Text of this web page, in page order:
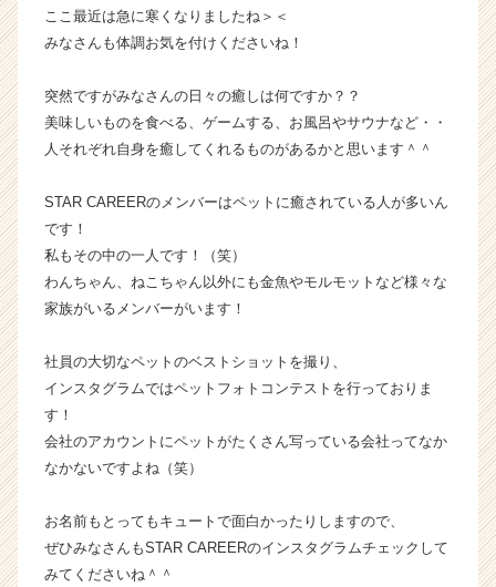
ら
ス
ウ
ト
が
就
サ
イ
ト
ャ
ア
（C
e
ここ最近は急に寒くなりましたね＞＜
みなさんも体調お気を付けくださいね！
突然ですがみなさんの日々の癒しは何ですか？？
美味しいものを食べる、ゲームする、お風呂やサウナなど・・
人それぞれ自身を癒してくれるものがあるかと思います＾＾
STAR CAREERのメンバーはペットに癒されている人が多いん
です！
私もその中の一人です！（笑）
わんちゃん、ねこちゃん以外にも金魚やモルモットなど様々な
家族がいるメンバーがいます！
社員の大切なペットのベストショットを撮り、
インスタグラムではペットフォトコンテストを行っておりま
す！
会社のアカウントにペットがたくさん写っている会社ってなか
なかないですよね（笑）
お名前もとってもキュートで面白かったりしますので、
ぜひみなさんもSTAR CAREERのインスタグラムチェックして
みてくださいね＾＾